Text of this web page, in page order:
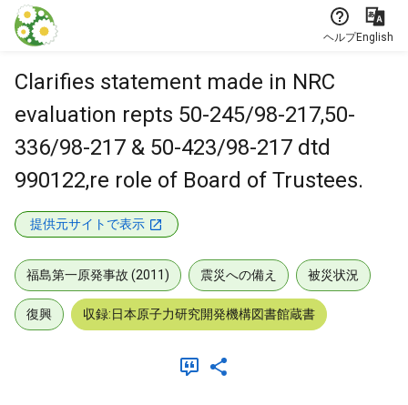
本文に飛ぶ
ヘルプEnglish
Clarifies statement made in NRC
evaluation repts 50-245/98-217,50-
336/98-217 & 50-423/98-217 dtd
990122,re role of Board of Trustees.
提供元サイトで表示
福島第一原発事故 (2011) 震災への備え 被災状況
復興 収録:日本原子力研究開発機構図書館蔵書